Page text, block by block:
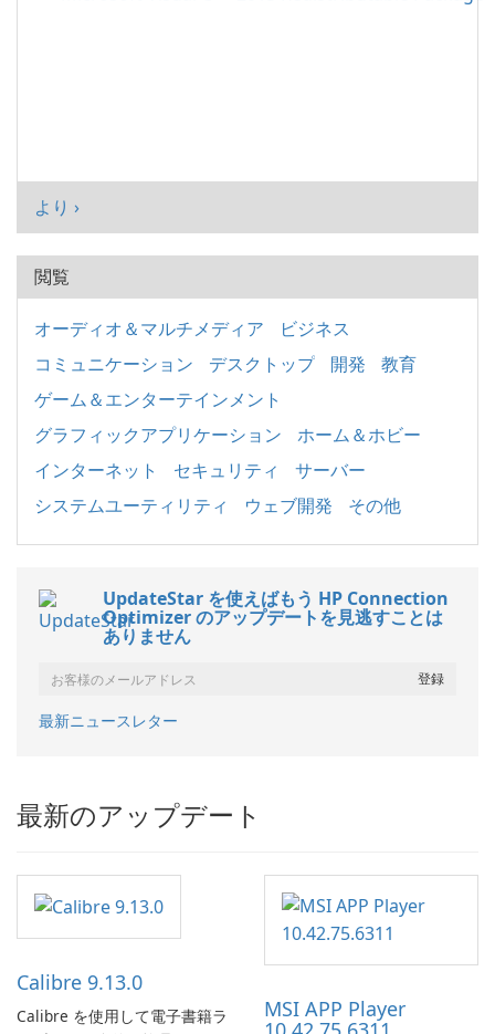
より ›
閲覧
オーディオ＆マルチメディア
ビジネス
コミュニケーション
デスクトップ 開発
教育
ゲーム＆エンターテインメント
グラフィックアプリケーション
ホーム＆ホビー
インターネット
セキュリティ
サーバー
システムユーティリティ
ウェブ開発 その他
UpdateStar を使えばもう HP Connection
Optimizer のアップデートを見逃すことは
ありません
最新ニュースレター
最新のアップデート
Calibre 9.13.0
Calibre を使用して電子書籍ラ
MSI APP Player